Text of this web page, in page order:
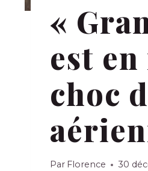
«
est
choc
Par Florence 30